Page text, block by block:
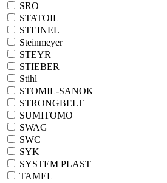
SRO
STATOIL
STEINEL
Steinmeyer
STEYR
STIEBER
Stihl
STOMIL-SANOK
STRONGBELT
SUMITOMO
SWAG
SWC
SYK
SYSTEM PLAST
TAMEL